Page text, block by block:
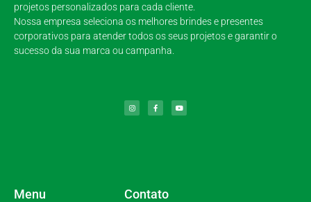
projetos personalizados para cada cliente.
Nossa empresa seleciona os melhores brindes e presentes
corporativos para atender todos os seus projetos e garantir o
sucesso da sua marca ou campanha.
Menu Contato